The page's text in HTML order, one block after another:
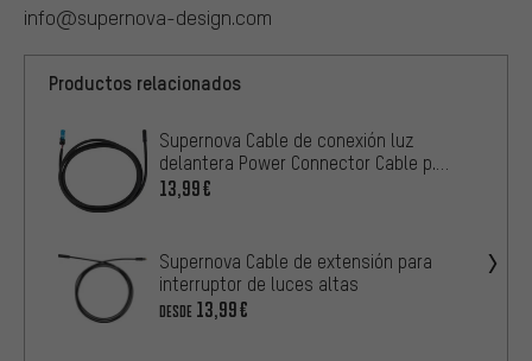
info@supernova-design.com
Productos relacionados
Supernova Cable de conexión luz
delantera Power Connector Cable p.
transm. Bosch
13,99€
Supernova Cable de extensión para
interruptor de luces altas
DESDE 13,99€